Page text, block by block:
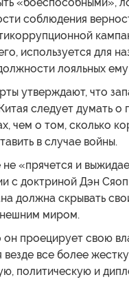
соблюдения
используется для
лояльных
утверждают, что
следует думать о
чем о том, сколько
в случае войны.
«прячется и
с доктриной Дэн
должна скрывать
миром.
он проецирует свою
везде все более
политическую и